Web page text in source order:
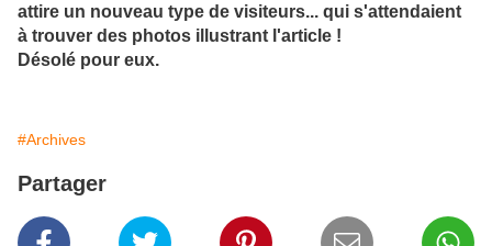
attire un nouveau type de visiteurs... qui s'attendaient
à trouver des photos illustrant l'article !
Désolé pour eux.
#Archives
Partager